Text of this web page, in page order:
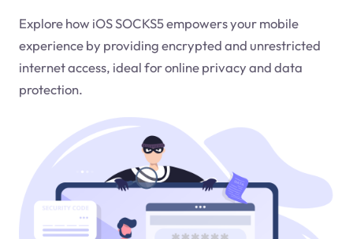
Explore how iOS SOCKS5 empowers your mobile
experience by providing encrypted and unrestricted
internet access, ideal for online privacy and data
protection.